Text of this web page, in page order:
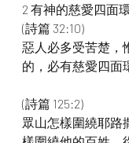
2 有神的慈愛四面
(詩篇 32:10)
惡人必多受苦楚，
的，必有慈愛四面
(詩篇 125:2)
眾山怎樣圍繞耶路